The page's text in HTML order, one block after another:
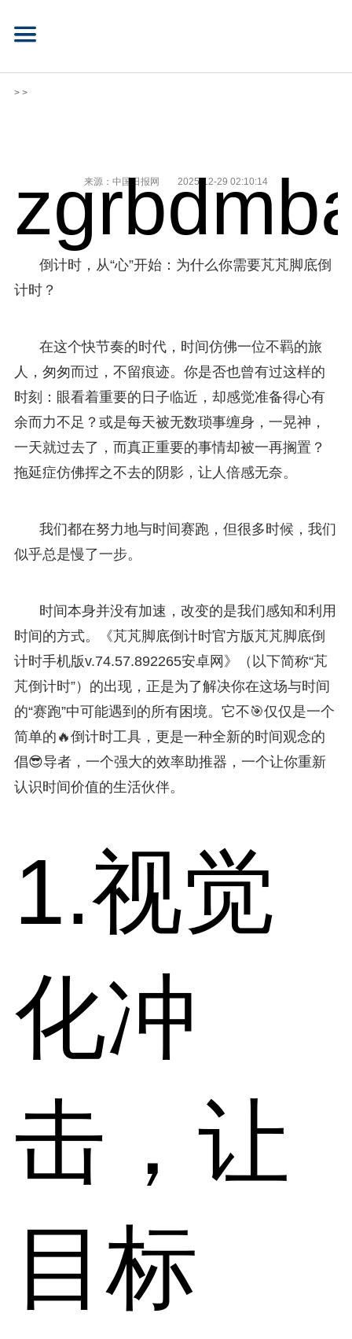
> >
来源：中国日报网 2025-12-29 02:10:14
倒计时，从“心”开始：为什么你需要芃芃脚底倒
计时？
在这个快节奏的时代，时间仿佛一位不羁的旅
人，匆匆而过，不留痕迹。你是否也曾有过这样的
时刻：眼看着重要的日子临近，却感觉准备得心有
余而力不足？或是每天被无数琐事缠身，一晃神，
一天就过去了，而真正重要的事情却被一再搁置？
拖延症仿佛挥之不去的阴影，让人倍感无奈。
我们都在努力地与时间赛跑，但很多时候，我们
似乎总是慢了一步。
时间本身并没有加速，改变的是我们感知和利用
时间的方式。《芃芃脚底倒计时官方版芃芃脚底倒
计时手机版v.74.57.892265安卓网》（以下简称“芃
芃倒计时”）的出现，正是为了解决你在这场与时间
的“赛跑”中可能遇到的所有困境。它不🎯仅仅是一个
简单的🔥倒计时工具，更是一种全新的时间观念的
倡😎导者，一个强大的效率助推器，一个让你重新
认识时间价值的生活伙伴。
1.视觉
化冲
击，让
目标